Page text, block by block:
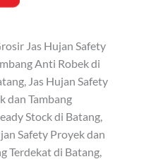
Jas Hujan Safety
Anti Robek di
Jas Hujan Safety
dan Tambang
Stock di Batang,
Safety Proyek dan
Terdekat di Batang,